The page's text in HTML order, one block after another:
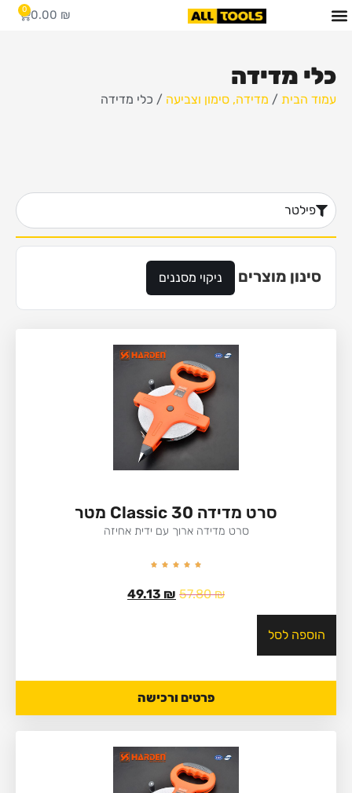
0.00 ₪
0
כלי מדידה
עמוד הבית / מדידה, סימון וצביעה / כלי מדידה
פילטר
סינון מוצרים ניקוי מסננים
סרט מדידה Classic 30 מטר
סרט מדידה ארוך עם ידית אחיזה
57.80₪
49.13 ₪
הוספה לסל
פרטים ורכישה